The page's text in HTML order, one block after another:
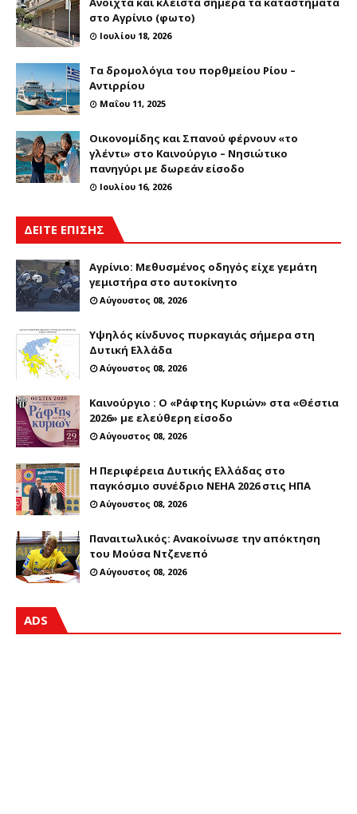
στο Αγρίνιο (φωτο)
Ιουλίου 18, 2026
Τα δρομολόγια του πορθμείου Ρίου –
Αντιρρίου
Μαΐου 11, 2025
Οικονομίδης και Σπανού φέρνουν «το
γλέντι» στο Καινούργιο – Νησιώτικο
πανηγύρι με δωρεάν είσοδο
Ιουλίου 16, 2026
ΔΕΙΤΕ ΕΠΙΣΗΣ
Αγρίνιο: Μεθυσμένος οδηγός είχε γεμάτη
γεμιστήρα στο αυτοκίνητο
Αύγουστος 08, 2026
Υψηλός κίνδυνος πυρκαγιάς σήμερα στη
Δυτική Ελλάδα
Αύγουστος 08, 2026
Καινούργιο : Ο «Ράφτης Κυριών» στα «Θέστια
2026» με ελεύθερη είσοδο
Αύγουστος 08, 2026
Η Περιφέρεια Δυτικής Ελλάδας στο
παγκόσμιο συνέδριο NEHA 2026 στις ΗΠΑ
Αύγουστος 08, 2026
Παναιτωλικός: Ανακοίνωσε την απόκτηση
του Μούσα Ντζενεπό
Αύγουστος 08, 2026
ADS